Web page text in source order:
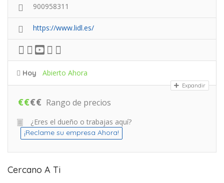
900958311
https://www.lidl.es/
Hoy Abierto Ahora
Expandir
€€€€ Rango de precios
¿Eres el dueño o trabajas aquí?
¡Reclame su empresa Ahora!
Cercano A Ti